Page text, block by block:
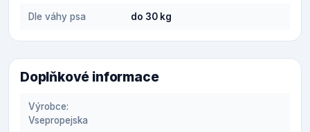
Dle váhy psa do 30 kg
Doplňkové informace
Výrobce:
Vsepropejska